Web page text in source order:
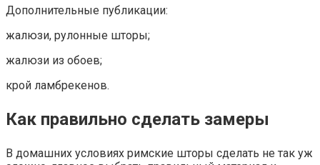
Дополнительные публикации:
жалюзи, рулонные шторы;
жалюзи из обоев;
крой ламбрекенов.
Как правильно сделать замеры
В домашних условиях римские шторы сделать не так уж